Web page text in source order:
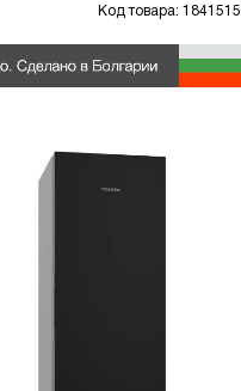
Код товара: 1841515